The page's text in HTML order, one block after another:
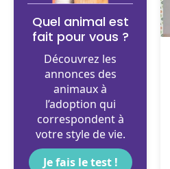
Quel animal est
fait pour vous ?
Découvrez les
annonces des
animaux à
l’adoption qui
correspondent à
votre style de vie.
Je fais le test !